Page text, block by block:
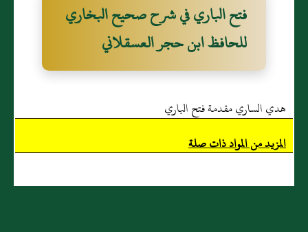
فتح الباري في شرح صحيح البخاري
للحافظ ابن حجر العسقلاني
هدي الساري مقدمة فتح الباري
المزيد من المواد ذات صلة